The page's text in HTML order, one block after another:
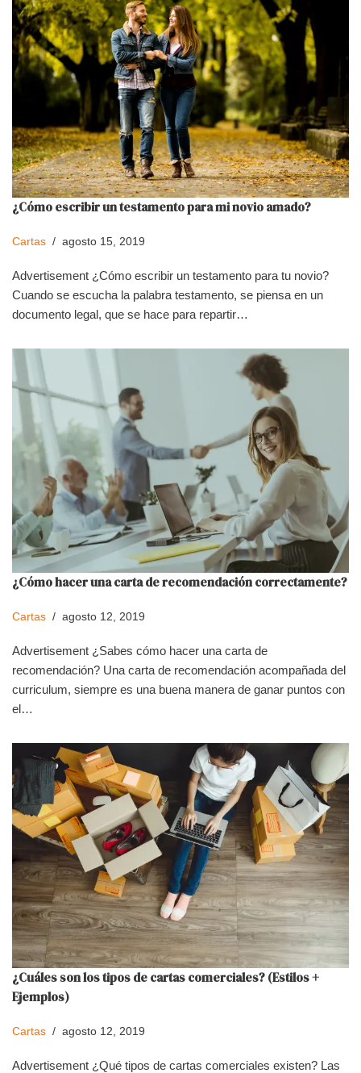
¿Cómo escribir un testamento para mi novio amado?
Cartas agosto 15, 2019
Advertisement ¿Cómo escribir un testamento para tu novio?
Cuando se escucha la palabra testamento, se piensa en un
documento legal, que se hace para repartir…
¿Cómo hacer una carta de recomendación correctamente?
Cartas agosto 12, 2019
Advertisement ¿Sabes cómo hacer una carta de
recomendación? Una carta de recomendación acompañada del
curriculum, siempre es una buena manera de ganar puntos con
el…
¿Cuáles son los tipos de cartas comerciales? (Estilos +
Ejemplos)
Cartas agosto 12, 2019
Advertisement ¿Qué tipos de cartas comerciales existen? Las